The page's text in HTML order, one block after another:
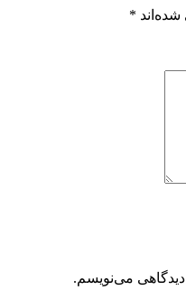
*
دیدگاهی می‌نویسم.